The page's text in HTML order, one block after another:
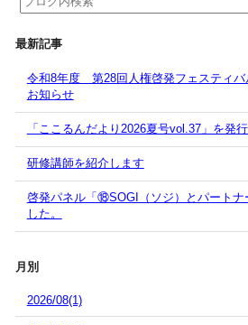
最新記事
令和8年度 第28回人権啓発フェスティバ
お知らせ
「ここるんだより2026夏号vol.37」を発
研修講師を紹介します
啓発パネル「⑱SOGI（ソジ）とパートナ
した。
月別
2026/08(1)